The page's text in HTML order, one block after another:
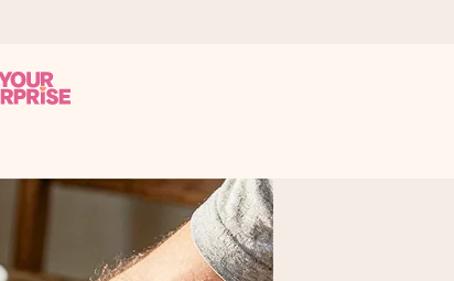
richtigen Zeitpunkt überreichen kannst, wenn es am meisten